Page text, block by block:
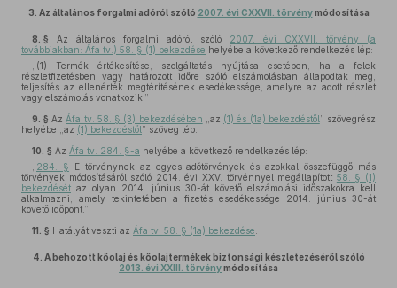
3. Az általános forgalmi adóról szóló 2007. évi CXXVII. törvénymódosítása
8. § Az általános forgalmi adóról szóló 2007. évi CXXVII. törvény (a
továbbiakban: Áfa tv.) 58. § (1) bekezdése helyébe a következő rendelkezés lép:
„(1) Termék értékesítése, szolgáltatás nyújtása esetében, ha a felek
részletfizetésben vagy határozott időre szóló elszámolásban állapodtak meg,
teljesítés az ellenérték megtérítésének esedékessége, amelyre az adott részlet
vagy elszámolás vonatkozik.”
9. § Az Áfa tv. 58. § (3) bekezdésében „az (1) és (1a) bekezdéstől” szövegrész
helyébe „az (1) bekezdéstől” szöveg lép.
10. § Az Áfa tv. 284. §-a helyébe a következő rendelkezés lép:
284. § E törvénynek az egyes adótörvények és azokkal összefüggő más
törvények módosításáról szóló 2014. évi XXV. törvénnyel megállapított 58. § (1)
bekezdését az olyan 2014. június 30-át követő elszámolási időszakokra kell
alkalmazni, amely tekintetében a fizetés esedékessége 2014. június 30-át
követő időpont.”
11. § Hatályát veszti az Áfa tv. 58. § (1a) bekezdése
4. A behozott kőolaj és kőolajtermékek biztonsági készletezéséről szóló
2013. évi XXIII. törvénymódosítása